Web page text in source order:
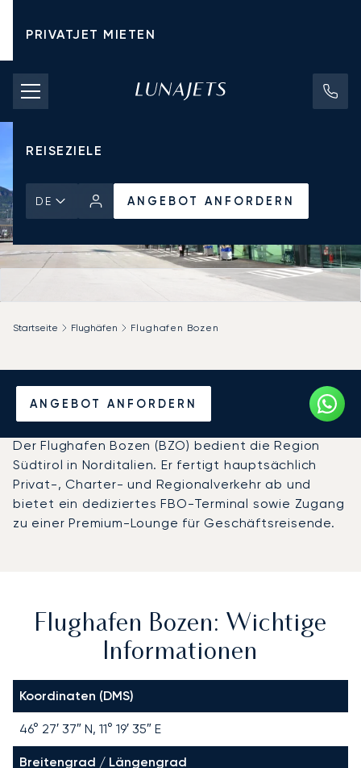
PRIVATJET MIETEN
CHARTERPREISE
PRIVATJETS
REISEZIELE
DE ANGEBOT ANFORDERN
ANGEBOT ANFORDERN
Startseite Flughäfen Flughafen Bozen
Privatjet chartern zum
Flughafen Bozen
Der Flughafen Bozen (BZO) bedient die Region
Südtirol in Norditalien. Er fertigt hauptsächlich
Privat-, Charter- und Regionalverkehr ab und
bietet ein dediziertes FBO-Terminal sowie Zugang
zu einer Premium-Lounge für Geschäftsreisende.
Flughafen Bozen: Wichtige
Informationen
Koordinaten (DMS)
46° 27′ 37″ N, 11° 19′ 35″ E
Breitengrad / Längengrad